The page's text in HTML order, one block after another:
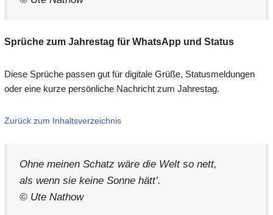
Sprüche zum Jahrestag für WhatsApp und Status
Diese Sprüche passen gut für digitale Grüße, Statusmeldungen
oder eine kurze persönliche Nachricht zum Jahrestag.
Zurück zum Inhaltsverzeichnis
Ohne meinen Schatz wäre die Welt so nett,
als wenn sie keine Sonne hätt’.
© Ute Nathow